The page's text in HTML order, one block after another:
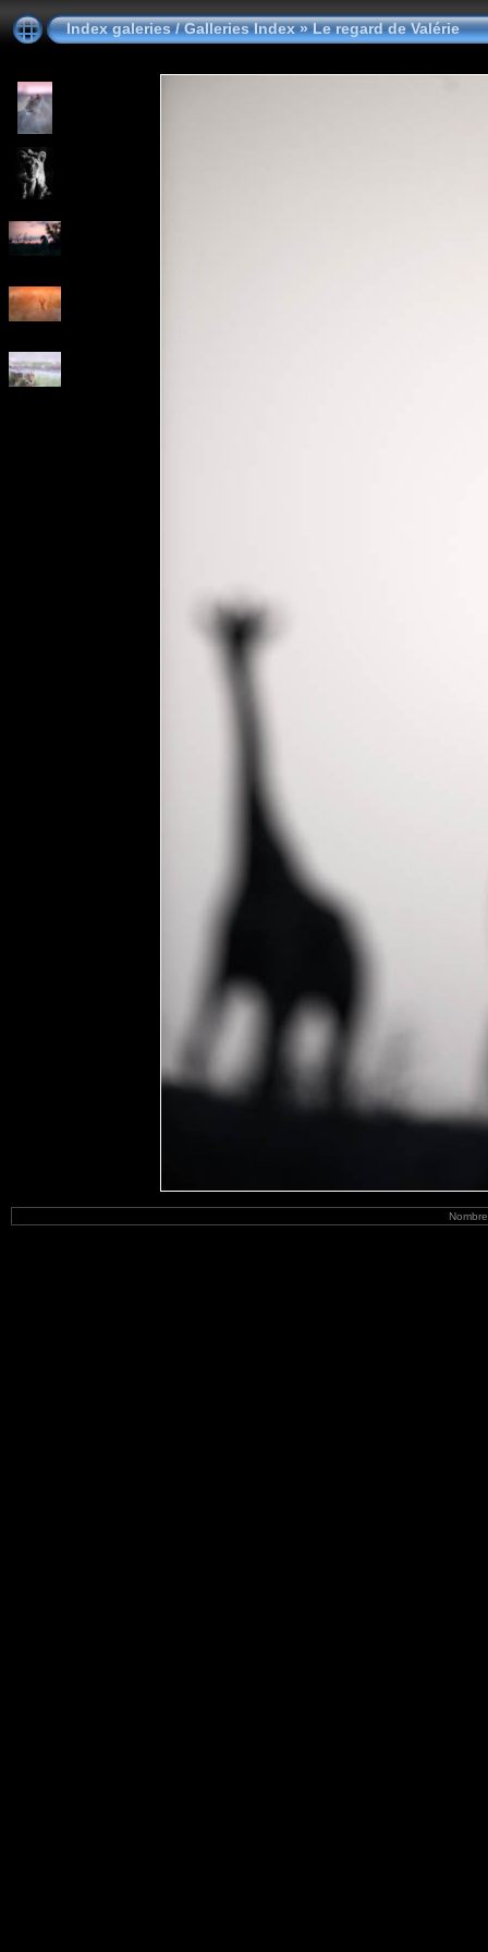
Index galeries / Galleries Index»Le regard de Valérie